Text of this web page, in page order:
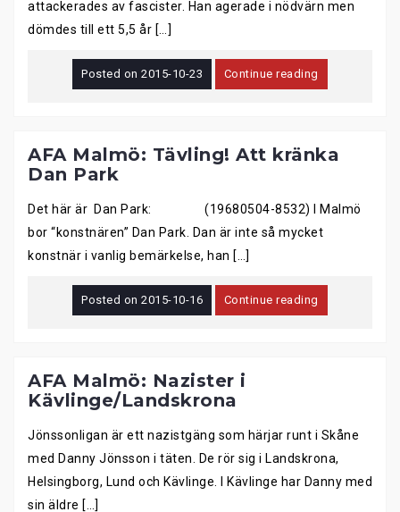
attackerades av fascister. Han agerade i nödvärn men
dömdes till ett 5,5 år […]
Posted on2015-10-23 Continue reading
AFA Malmö: Tävling! Att kränka
Dan Park
Det här är Dan Park: (19680504-8532) I Malmö
bor “konstnären” Dan Park. Dan är inte så mycket
konstnär i vanlig bemärkelse, han […]
Posted on2015-10-16 Continue reading
AFA Malmö: Nazister i
Kävlinge/Landskrona
Jönssonligan är ett nazistgäng som härjar runt i Skåne
med Danny Jönsson i täten. De rör sig i Landskrona,
Helsingborg, Lund och Kävlinge. I Kävlinge har Danny med
sin äldre […]